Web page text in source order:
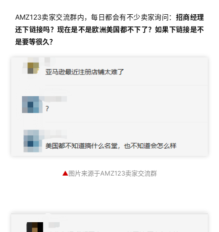
AMZ123卖家交流群内，每日都会有不少卖家询问： 招商经理
还下链接吗？现在是不是欧洲美国都不下了？如果下链接是不
是要等很久？
▲图片来源于AMZ123卖家交流群